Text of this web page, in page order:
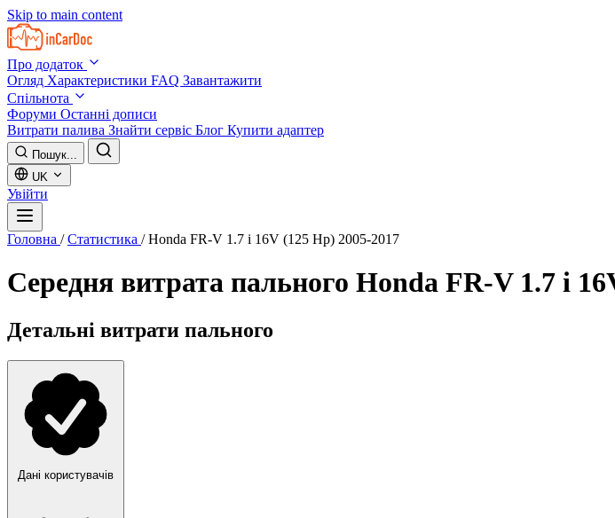
Skip to main content
Про додаток
Огляд Характеристики FAQ Завантажити
Спільнота
Форуми Останні дописи
Витрати палива Знайти сервіс Блог Купити адаптер
Пошук...
UK
Увійти
Головна / Статистика / Honda FR-V 1.7 i 16V (125 Hp) 2005-2017
Середня витрата пального Honda FR-V 1.7 i
Детальні витрати пального
Дані користувачів